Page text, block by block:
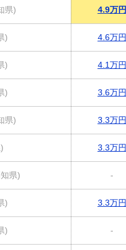
県) 4.9万円
) 4.6万円
) 4.1万円
) 3.6万円
県) 3.3万円
3.3万円
県) -
) 3.3万円
) -